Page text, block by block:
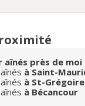
aînés près de
à Saint-
à St-Grégoire
à Bécancour